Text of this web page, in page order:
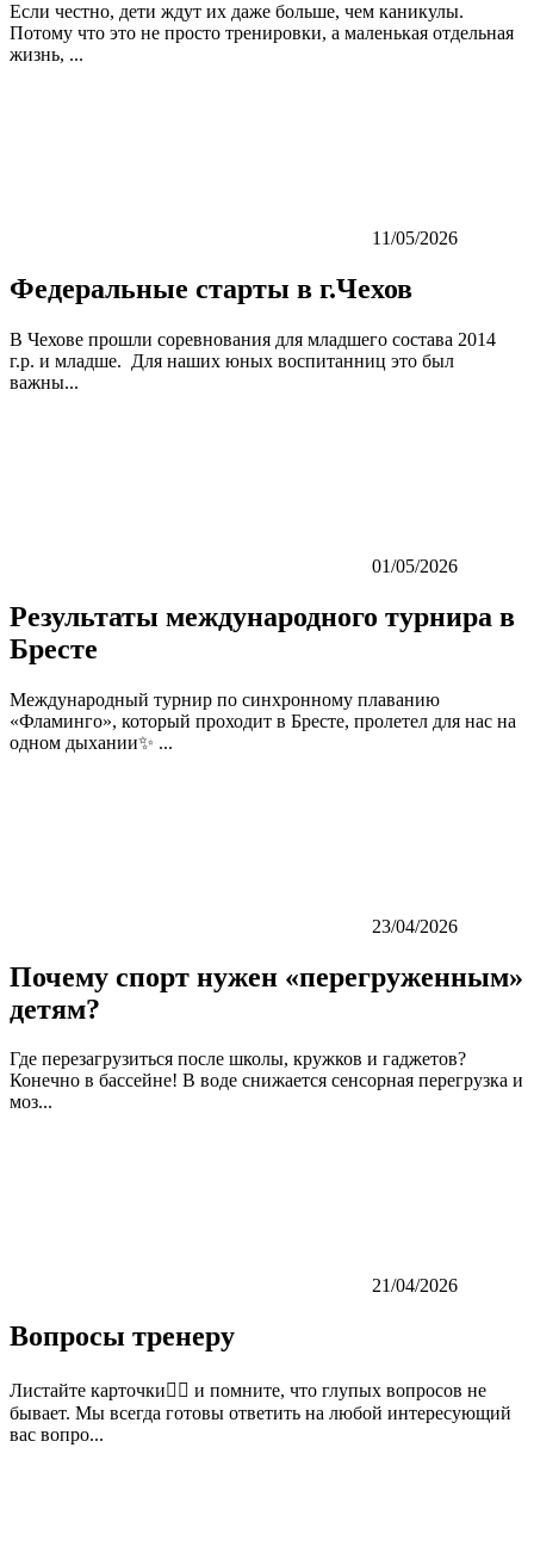
Если честно, дети ждут их даже больше, чем каникулы.
Потому что это не просто тренировки, а маленькая отдельная
жизнь, ...
11/05/2026
Федеральные старты в г.Чехов
В Чехове прошли соревнования для младшего состава 2014
г.р. и младше. Для наших юных воспитанниц это был
важны...
01/05/2026
Результаты международного турнира в
Бресте
Международный турнир по синхронному плаванию
«Фламинго», который проходит в Бресте, пролетел для нас на
одном дыхании✨ ...
23/04/2026
Почему спорт нужен «перегруженным»
детям?
Где перезагрузиться после школы, кружков и гаджетов?
Конечно в бассейне! В воде снижается сенсорная перегрузка и
моз...
21/04/2026
Вопросы тренеру
Листайте карточки👉🏼 и помните, что глупых вопросов не
бывает. Мы всегда готовы ответить на любой интересующий
вас вопро...